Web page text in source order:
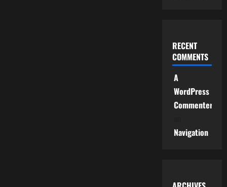
RECENT
COMMENTS
A
WordPress
Commenter
Navigation